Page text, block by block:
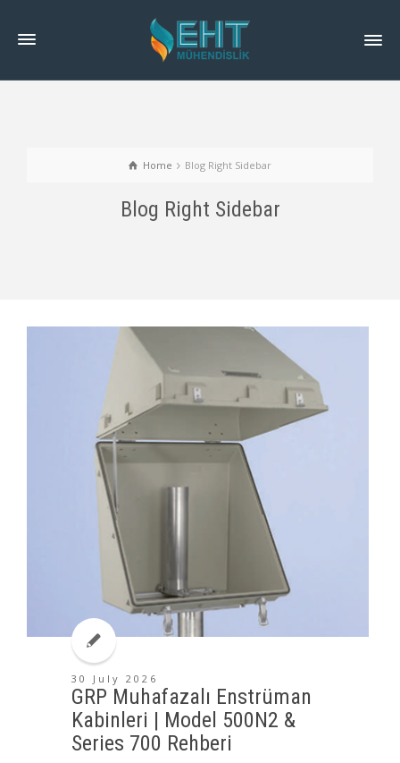
Home Blog Right Sidebar
Blog Right Sidebar
30 July 2026
GRP Muhafazalı Enstrüman
Kabinleri | Model 500N2 &
Series 700 Rehberi